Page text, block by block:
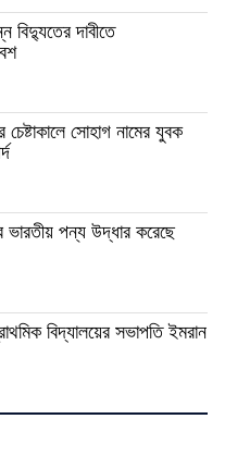
বিদ্যুতের দাবীতে
চেষ্টাকালে সোহাগ নামের যুবক
ভারতীয় পন্য উদ্ধার করেছে
বিদ্যালয়ের সভাপতি ইমরান